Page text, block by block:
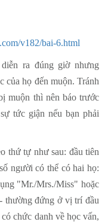
v182/bai-6.html
ra đúng giờ nhưng
của họ đến muộn. Tránh
muộn thì nên báo trước
tức giận nếu bạn phải
thứ tự như sau: đầu tiên
người có thể có hai họ:
"Mr./Mrs./Miss" hoặc
thường đứng ở vị trí đầu
chức danh về học vấn,